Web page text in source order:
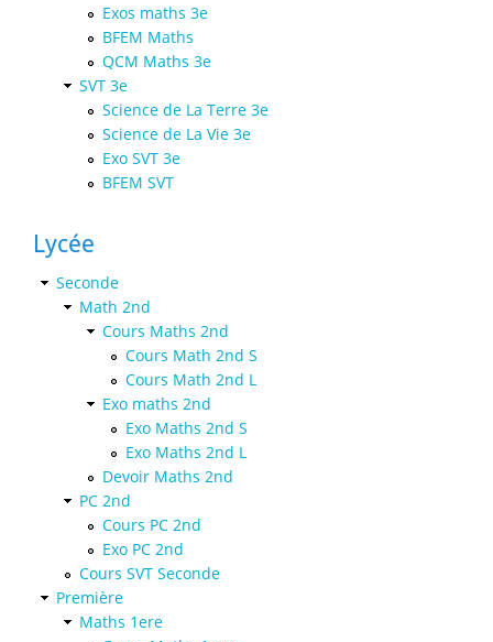
Exos maths 3e
BFEM Maths
QCM Maths 3e
SVT 3e
Science de La Terre 3e
Science de La Vie 3e
Exo SVT 3e
BFEM SVT
Lycée
Seconde
Math 2nd
Cours Maths 2nd
Cours Math 2nd S
Cours Math 2nd L
Exo maths 2nd
Exo Maths 2nd S
Exo Maths 2nd L
Devoir Maths 2nd
PC 2nd
Cours PC 2nd
Exo PC 2nd
Cours SVT Seconde
Première
Maths 1ere